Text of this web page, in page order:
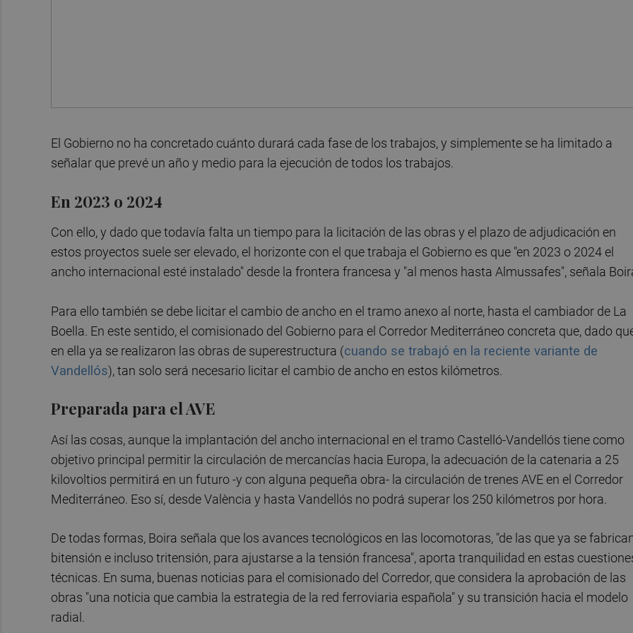
El Gobierno no ha concretado cuánto durará cada fase de los trabajos, y simplemente se ha limitado a
señalar que prevé un año y medio para la ejecución de todos los trabajos.
En 2023 o 2024
Con ello, y dado que todavía falta un tiempo para la licitación de las obras y el plazo de adjudicación en
estos proyectos suele ser elevado, el horizonte con el que trabaja el Gobierno es que "en 2023 o 2024 el
ancho internacional esté instalado" desde la frontera francesa y "al menos hasta Almussafes", señala
Para ello también se debe licitar el cambio de ancho en el tramo anexo al norte, hasta el cambiador de La
Boella. En este sentido, el comisionado del Gobierno para el Corredor Mediterráneo concreta que, dado
en ella ya se realizaron las obras de superestructura (cuando se trabajó en la reciente variante de
Vandellós), tan solo será necesario licitar el cambio de ancho en estos kilómetros.
Preparada para el AVE
Así las cosas, aunque la implantación del ancho internacional en el tramo Castelló-Vandellós tiene como
objetivo principal permitir la circulación de mercancías hacia Europa, la adecuación de la catenaria a 25
kilovoltios permitirá en un futuro -y con alguna pequeña obra- la circulación de trenes AVE en el Corredor
Mediterráneo. Eso sí, desde València y hasta Vandellós no podrá superar los 250 kilómetros por hora.
De todas formas, Boira señala que los avances tecnológicos en las locomotoras, "de las que ya se
bitensión e incluso tritensión, para ajustarse a la tensión francesa", aporta tranquilidad en estas
técnicas. En suma, buenas noticias para el comisionado del Corredor, que considera la aprobación de las
obras "una noticia que cambia la estrategia de la red ferroviaria española" y su transición hacia el modelo
radial.